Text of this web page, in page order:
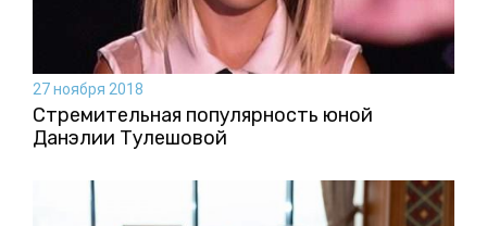
27 ноября 2018
Стремительная популярность юной
Данэлии Тулешовой